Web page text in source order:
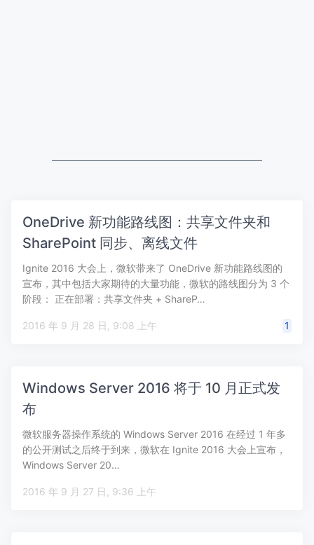
OneDrive 新功能路线图：共享文件夹和
SharePoint 同步、离线文件
Ignite 2016 大会上，微软带来了 OneDrive 新功能路线图的
宣布，其中包括大家期待的大量功能，微软的路线图分为 3 个
阶段： 正在部署：共享文件夹 + ShareP…
2016 年 9 月 28 日, 9:08 上午 1
Windows Server 2016 将于 10 月正式发
布
微软服务器操作系统的 Windows Server 2016 在经过 1 年多
的公开测试之后终于到来，微软在 Ignite 2016 大会上宣布，
Windows Server 20…
2016 年 9 月 27 日, 9:36 上午